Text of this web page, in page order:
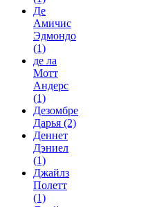
Де
Амичис
Эдмондо
(1)
де ла
Мотт
Андерс
(1)
Дезомбре
Дарья (2)
Деннет
Дэниел
(1)
Джайлз
Полетт
(1)